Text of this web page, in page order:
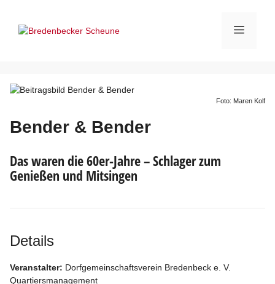
springen
Menü
Foto: Maren Kolf
Bender & Bender
Das waren die 60er-Jahre – Schlager zum
Genießen und Mitsingen
Details
Veranstalter: Dorfgemeinschaftsverein Bredenbeck e. V.
Quartiersmanagement